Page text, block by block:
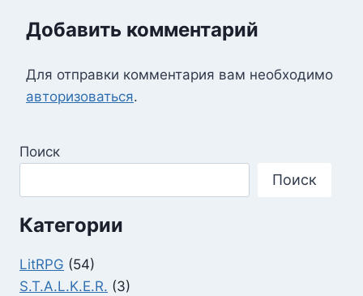
Добавить комментарий
Для отправки комментария вам необходимо
авторизоваться.
Поиск
Поиск
Категории
LitRPG (54)
S.T.A.L.K.E.R. (3)